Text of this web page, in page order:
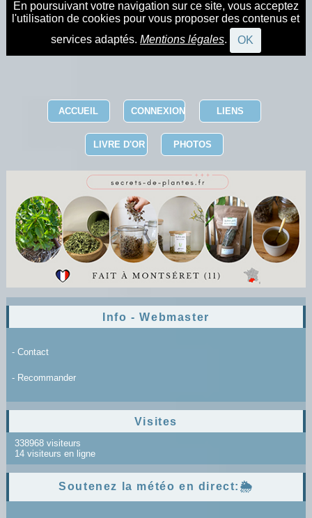
En poursuivant votre navigation sur ce site, vous acceptez
l'utilisation de cookies pour vous proposer des contenus et
services adaptés. Mentions légales. OK
ACCUEIL CONNEXION LIENS
LIVRE D'OR PHOTOS
Info - Webmaster
- Contact
- Recommander
Visites
338968 visiteurs
14 visiteurs en ligne
Soutenez la météo en direct:🌦️